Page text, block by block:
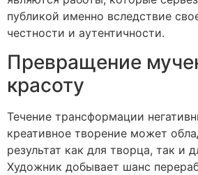
публикой именно вследствие
честности и аутентичности.
Превращение
красоту
Течение трансформации
креативное творение может
результат как для творца, так и
Художник добывает шанс